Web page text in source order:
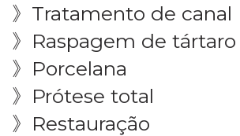
》Tratamento de canal
》Raspagem de tártaro
》Porcelana
》Prótese total
》Restauração